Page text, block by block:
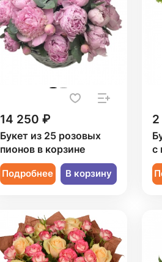
14 250 ₽
Букет из 25 розовых
пионов в корзине
Подробнее В корзину
с